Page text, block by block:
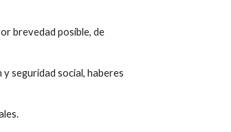
brevedad posible, de
seguridad social, haberes